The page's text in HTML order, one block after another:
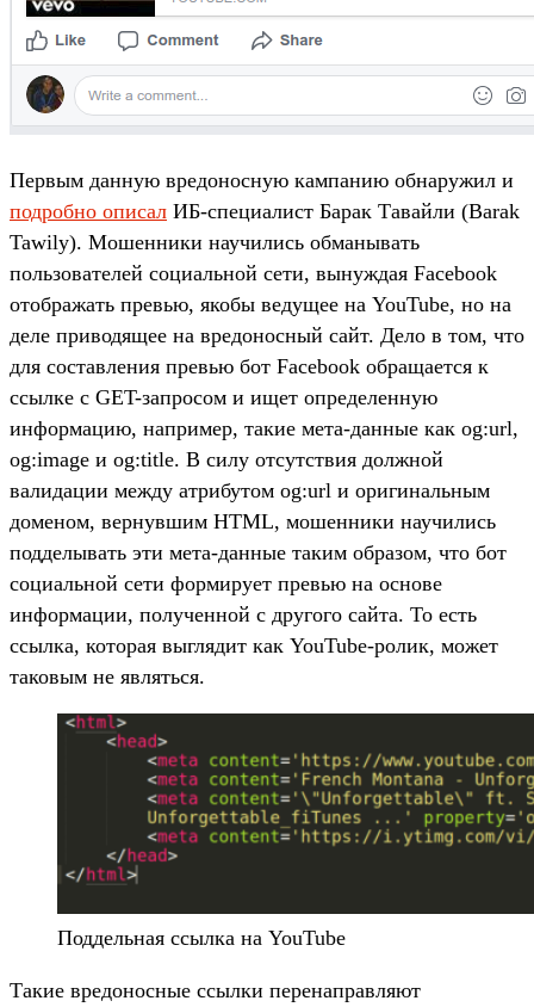
Первым данную вредоносную кампанию обнаружил и
подробно описал ИБ-специалист Барак Тавайли (Barak
Tawily). Мошенники научились обманывать
пользователей социальной сети, вынуждая Facebook
отображать превью, якобы ведущее на YouTube, но на
деле приводящее на вредоносный сайт. Дело в том, что
для составления превью бот Facebook обращается к
ссылке с GET-запросом и ищет определенную
информацию, например, такие мета-данные как og:url,
og:image и og:title. В силу отсутствия должной
валидации между атрибутом og:url и оригинальным
доменом, вернувшим HTML, мошенники научились
подделывать эти мета-данные таким образом, что бот
социальной сети формирует превью на основе
информации, полученной с другого сайта. То есть
ссылка, которая выглядит как YouTube-ролик, может
таковым не являться.
Поддельная ссылка на YouTube
Такие вредоносные ссылки перенаправляют